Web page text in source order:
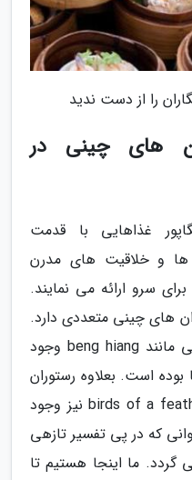
را از دست ندید
های چینی در
غذاهایی با قدمت
و خلاقیت های مدرن
سرو ارائه می نمایند.
های چینی متعددی دارد.
در این کشور رستوران های سنتی مانند beng hiang وجود
بوده است. بعلاوه رستوران
های تازهی مثل yue bia و birds of a feather نیز وجود
که در پی تفسیر تازهی
گردد. ما اینجا هستیم تا